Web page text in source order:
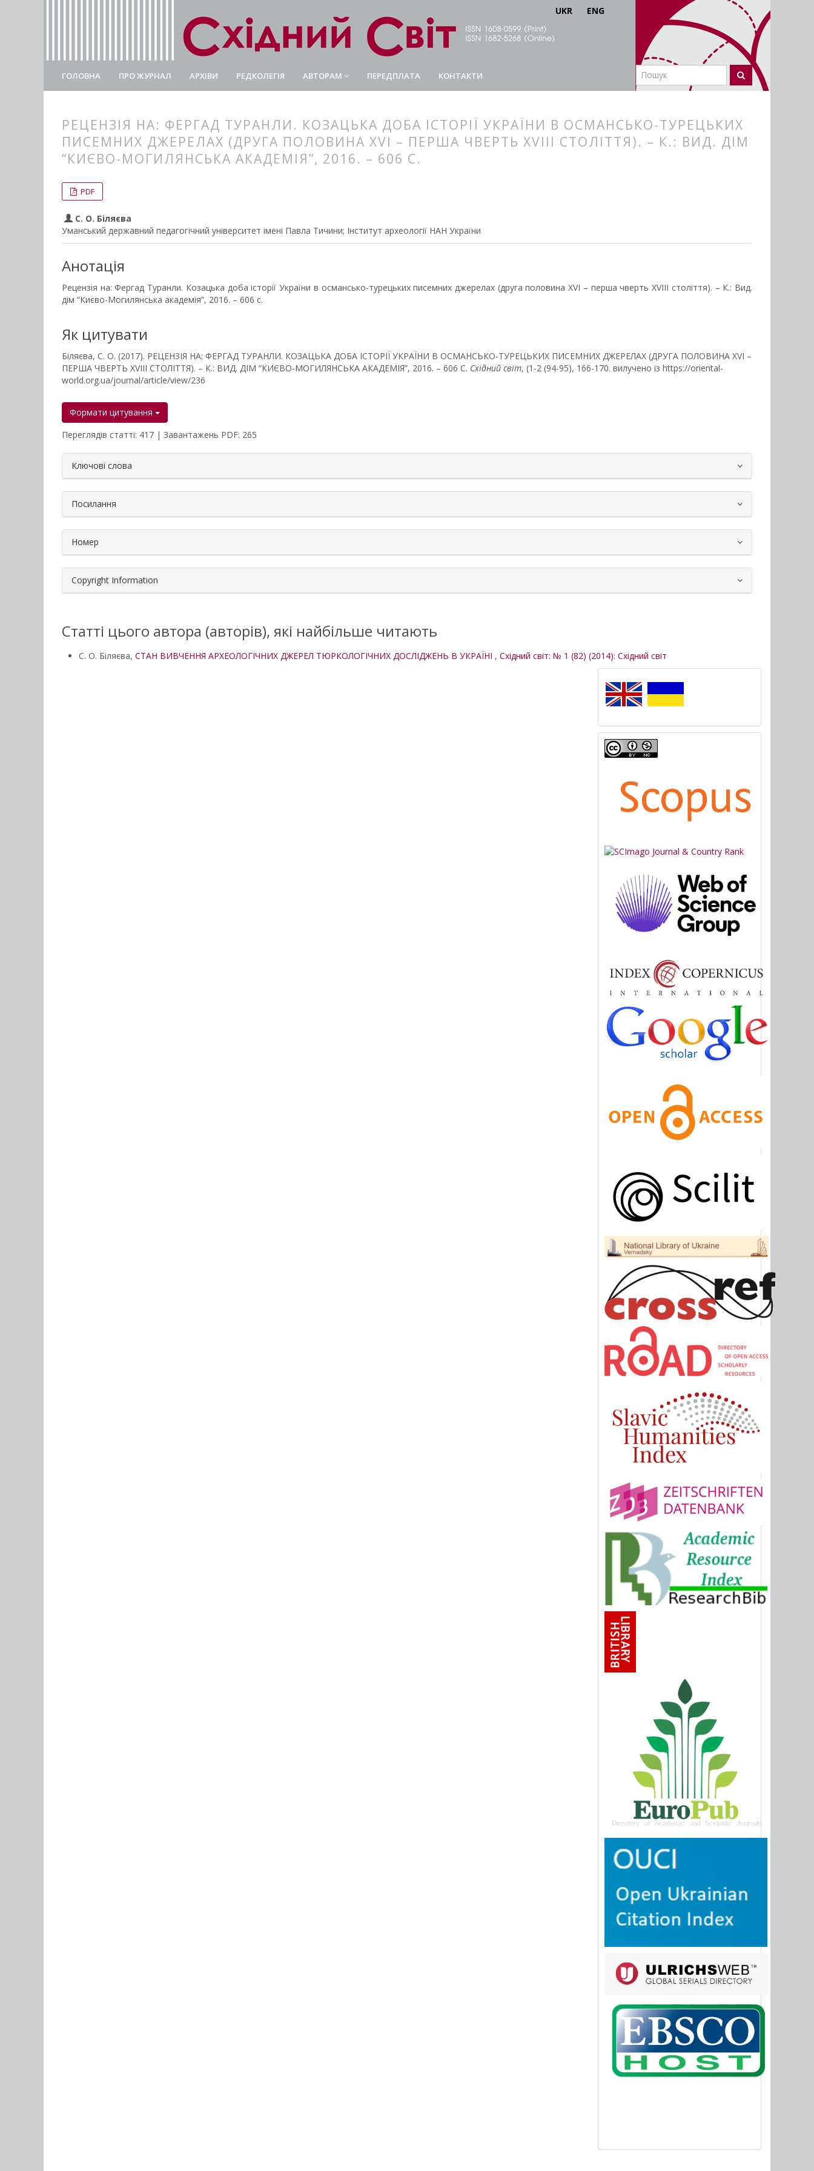
UKR ENG
ГОЛОВНА ПРО ЖУРНАЛ АРХІВИ РЕДКОЛЕГІЯ АВТОРАМ ПЕРЕДПЛАТА КОНТАКТИ
РЕЦЕНЗІЯ НА: ФЕРГАД ТУРАНЛИ. КОЗАЦЬКА ДОБА ІСТОРІЇ УКРАЇНИ В ОСМАНСЬКО-ТУРЕЦЬКИХ
ПИСЕМНИХ ДЖЕРЕЛАХ (ДРУГА ПОЛОВИНА XVI – ПЕРША ЧВЕРТЬ XVIII СТОЛІТТЯ). – К.: ВИД. ДІМ
“КИЄВО-МОГИЛЯНСЬКА АКАДЕМІЯ”, 2016. – 606 С.
##plugins.themes.bootstrap3.article.main##
##plugins.themes.bootstrap3.article.sidebar##
PDF
С. О. Біляєва
Уманський державний педагогічний університет імені Павла Тичини; Інститут археології НАН України
Анотація
Рецензія на: Фергад Туранли. Козацька доба історії України в османсько-турецьких писемних джерелах (друга половина XVI – перша чверть XVIII століття). – К.: Вид.
дім “Києво-Могилянська академія”, 2016. – 606 с.
Як цитувати
Біляєва, С. О. (2017). РЕЦЕНЗІЯ НА: ФЕРГАД ТУРАНЛИ. КОЗАЦЬКА ДОБА ІСТОРІЇ УКРАЇНИ В ОСМАНСЬКО-ТУРЕЦЬКИХ ПИСЕМНИХ ДЖЕРЕЛАХ (ДРУГА ПОЛОВИНА XVI –
ПЕРША ЧВЕРТЬ XVIII СТОЛІТТЯ). – К.: ВИД. ДІМ “КИЄВО-МОГИЛЯНСЬКА АКАДЕМІЯ”, 2016. – 606 С. Східний світ, (1-2 (94-95), 166-170. вилучено із https://oriental-
world.org.ua/journal/article/view/236
Формати цитування
Переглядів статті: 417 | Завантажень PDF: 265
##plugins.themes.bootstrap3.article.details##
Ключові слова
Посилання
Номер
Copyright Information
Статті цього автора (авторів), які найбільше читають
С. О. Біляєва, СТАН ВИВЧЕННЯ АРХЕОЛОГІЧНИХ ДЖЕРЕЛ ТЮРКОЛОГІЧНИХ ДОСЛІДЖЕНЬ В УКРАЇНІ , Східний світ: № 1 (82) (2014): Східний світ